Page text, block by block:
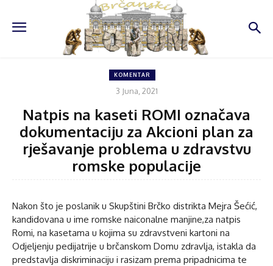
KOMENTAR
3 Juna, 2021
Natpis na kaseti ROMI označava
dokumentaciju za Akcioni plan za
rješavanje problema u zdravstvu
romske populacije
Nakon što je poslanik u Skupštini Brčko distrikta Mejra Šećić,
kandidovana u ime romske naiconalne manjine,za natpis
Romi, na kasetama u kojima su zdravstveni kartoni na
Odjeljenju pedijatrije u brčanskom Domu zdravlja, istakla da
predstavlja diskriminaciju i rasizam prema pripadnicima te